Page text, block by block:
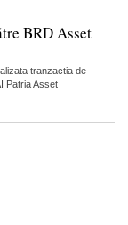
BRD Asset
tranzactia de
Patria Asset